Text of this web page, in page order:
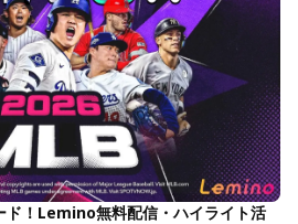
ド！Lemino無料配信・ハイライト活